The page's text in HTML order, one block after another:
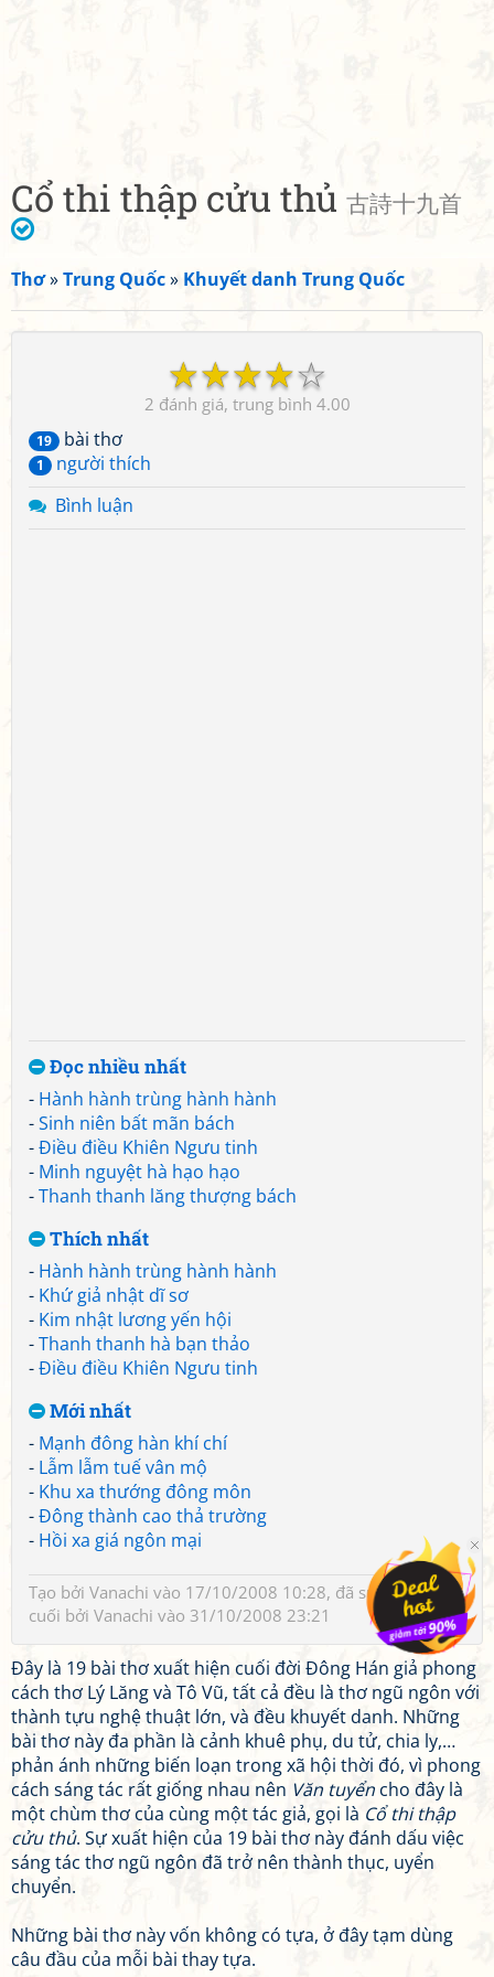
Cổ thi thập cửu thủ 古詩十九首
Thơ»Trung Quốc» Khuyết danh Trung Quốc
☆
☆
☆
☆
☆
2 4.00
19 bài thơ
1
người thích
Bình luận
Đọc nhiều nhất
- Hành hành trùng hành hành
-Sinh niên bất mãn bách
-Điều điều Khiên Ngưu tinh
- Minh nguyệt hà hạo hạo
-Thanh thanh lăng thượng bách
Thích nhất
- Hành hành trùng hành hành
- Khứ giả nhật dĩ sơ
- Kim nhật lương yến hội
-Thanh thanh hà bạn thảo
-Điều điều Khiên Ngưu tinh
Mới nhất
- Mạnh đông hàn khí chí
- Lẫm lẫm tuế vân mộ
- Khu xa thướng đông môn
-Đông thành cao thả trường
- Hồi xa giá ngôn mại
Tạo bởi Vanachi vào 17/10/2008 10:28, đã sửa 1 lần, lần
cuối bởi Vanachi vào 31/10/2008 23:21
Đây là 19 bài thơ xuất hiện cuối đời Đông Hán giả phong
cách thơ Lý Lăng và Tô Vũ, tất cả đều là thơ ngũ ngôn với
thành tựu nghệ thuật lớn, và đều khuyết danh. Những
bài thơ này đa phần là cảnh khuê phụ, du tử, chia ly,…
phản ánh những biến loạn trong xã hội thời đó, vì phong
cách sáng tác rất giống nhau nên Văn tuyển cho đây là
một chùm thơ của cùng một tác giả, gọi là Cổ thi thập
cửu thủ. Sự xuất hiện của 19 bài thơ này đánh dấu việc
sáng tác thơ ngũ ngôn đã trở nên thành thục, uyển
chuyển.
Những bài thơ này vốn không có tựa, ở đây tạm dùng
câu đầu của mỗi bài thay tựa.